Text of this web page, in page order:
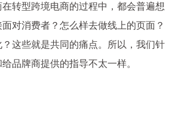
转型跨境电商的过程中，都会普遍想
对消费者？怎么样去做线上的页面？
这些就是共同的痛点。所以，我们针
品牌商提供的指导不太一样。